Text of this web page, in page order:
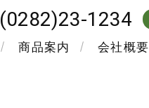
商品案内 会社概要
(0282)23-1234